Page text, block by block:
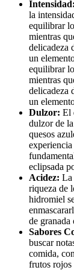
Intensidad:
la
equilibrar
mientras
delicadeza
un
equilibrar
mientras
delicadeza
un
Dulzor: El
dulzor de
quesos
eclipsada
Acidez: La
riqueza de
hidromiel
de granada
Sabores
buscar
comida,
frutos rojos